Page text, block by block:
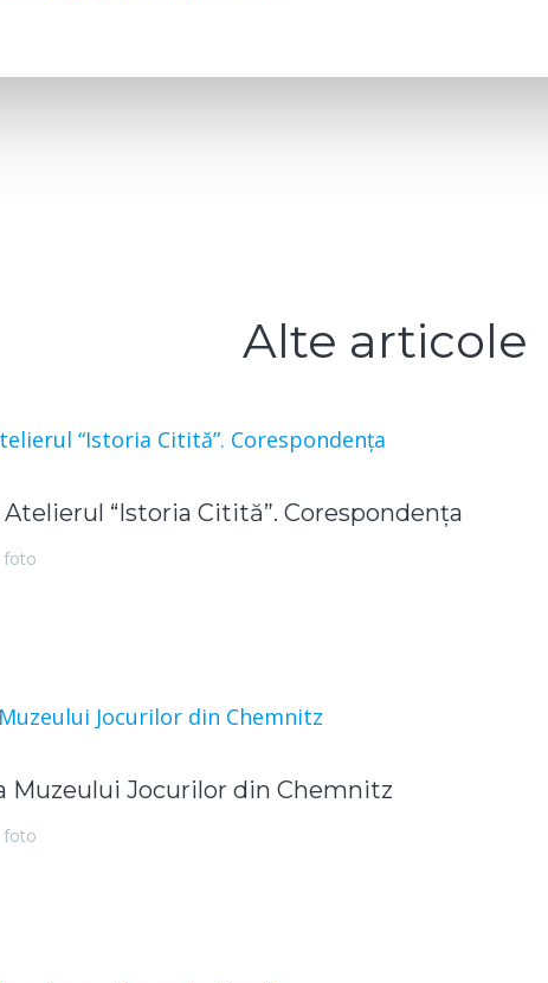
Alte articole
“Istoria Citită”. Corespondența
foto
Muzeului Jocurilor din Chemnitz
foto